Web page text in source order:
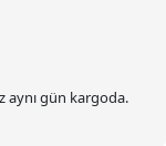
aynı gün kargoda.